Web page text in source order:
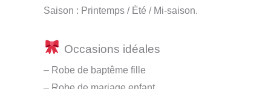
Saison : Printemps / Été / Mi-saison.
Occasions idéales
– Robe de baptême fille